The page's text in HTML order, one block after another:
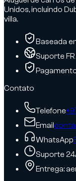
Unidos, incluindo
villa.
Baseada
Suporte FR
Contato
Telefone
Email
WhatsApp
Suporte
Entrega: